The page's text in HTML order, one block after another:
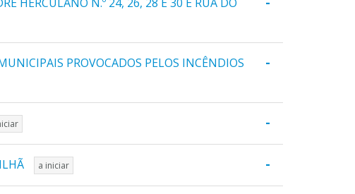
-
PROVOCADOS PELOS INCÊNDIOS
-
-
a iniciar